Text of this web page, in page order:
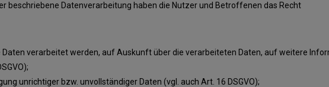
beschriebene Datenverarbeitung haben die Nutzer und Betroffenen das Recht
verarbeitet werden, auf Auskunft über die verarbeiteten Daten, auf weitere
unrichtiger bzw. unvollständiger Daten (vgl. auch Art. 16 DSGVO);